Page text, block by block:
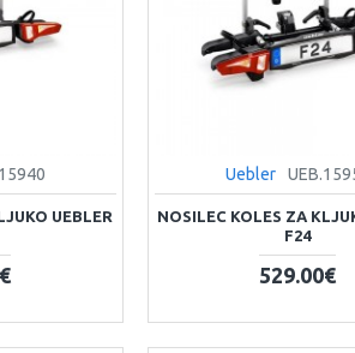
UEBLER
Uebler
NOSILEC KOLES ZA
F24
529.00€